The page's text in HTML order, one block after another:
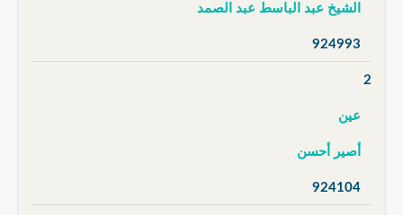
الشيخ عبد الباسط عبد الصمد
924993
2
عين
أصير أحسن
924104